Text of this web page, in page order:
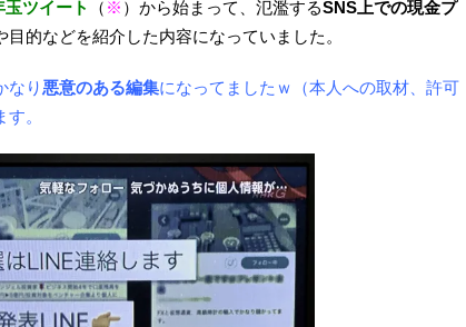
ツイート （ ※ ）から始まって、氾濫するSNS上での現金プ
的などを紹介した内容になっていました。
なり 悪意のある編集になってましたｗ（本人への取材、許可
。